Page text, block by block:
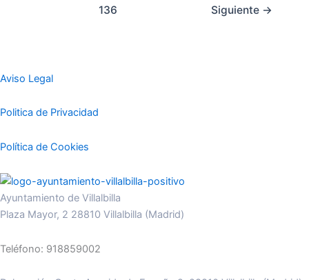
136
Siguiente →
Aviso Legal
Politica de Privacidad
Política de Cookies
Ayuntamiento de Villalbilla
Plaza Mayor, 2 28810 Villalbilla (Madrid)
Teléfono: 918859002